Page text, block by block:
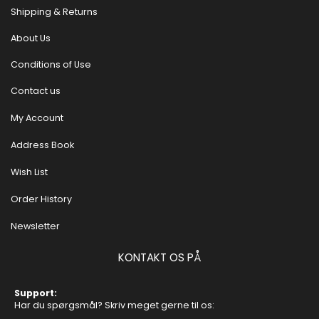
Shipping & Returns
About Us
Conditions of Use
Contact us
My Account
Address Book
Wish List
Order History
Newsletter
KONTAKT OS PÅ
Support:
Har du spørgsmål? Skriv meget gerne til os: